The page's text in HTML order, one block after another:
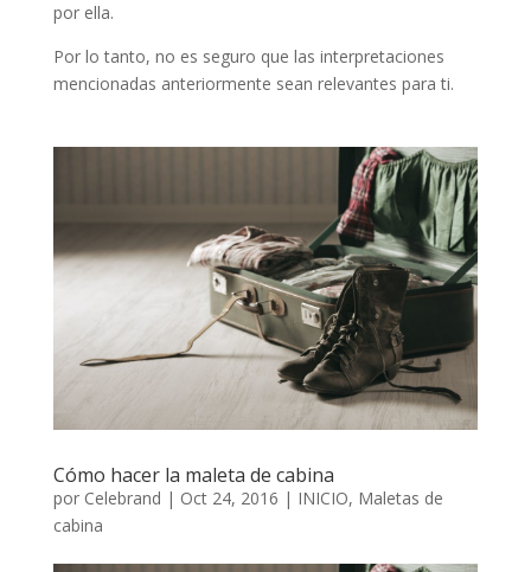
por ella.
Por lo tanto, no es seguro que las interpretaciones
mencionadas anteriormente sean relevantes para ti.
Cómo hacer la maleta de cabina
por Celebrand | Oct 24, 2016 | INICIO, Maletas de
cabina